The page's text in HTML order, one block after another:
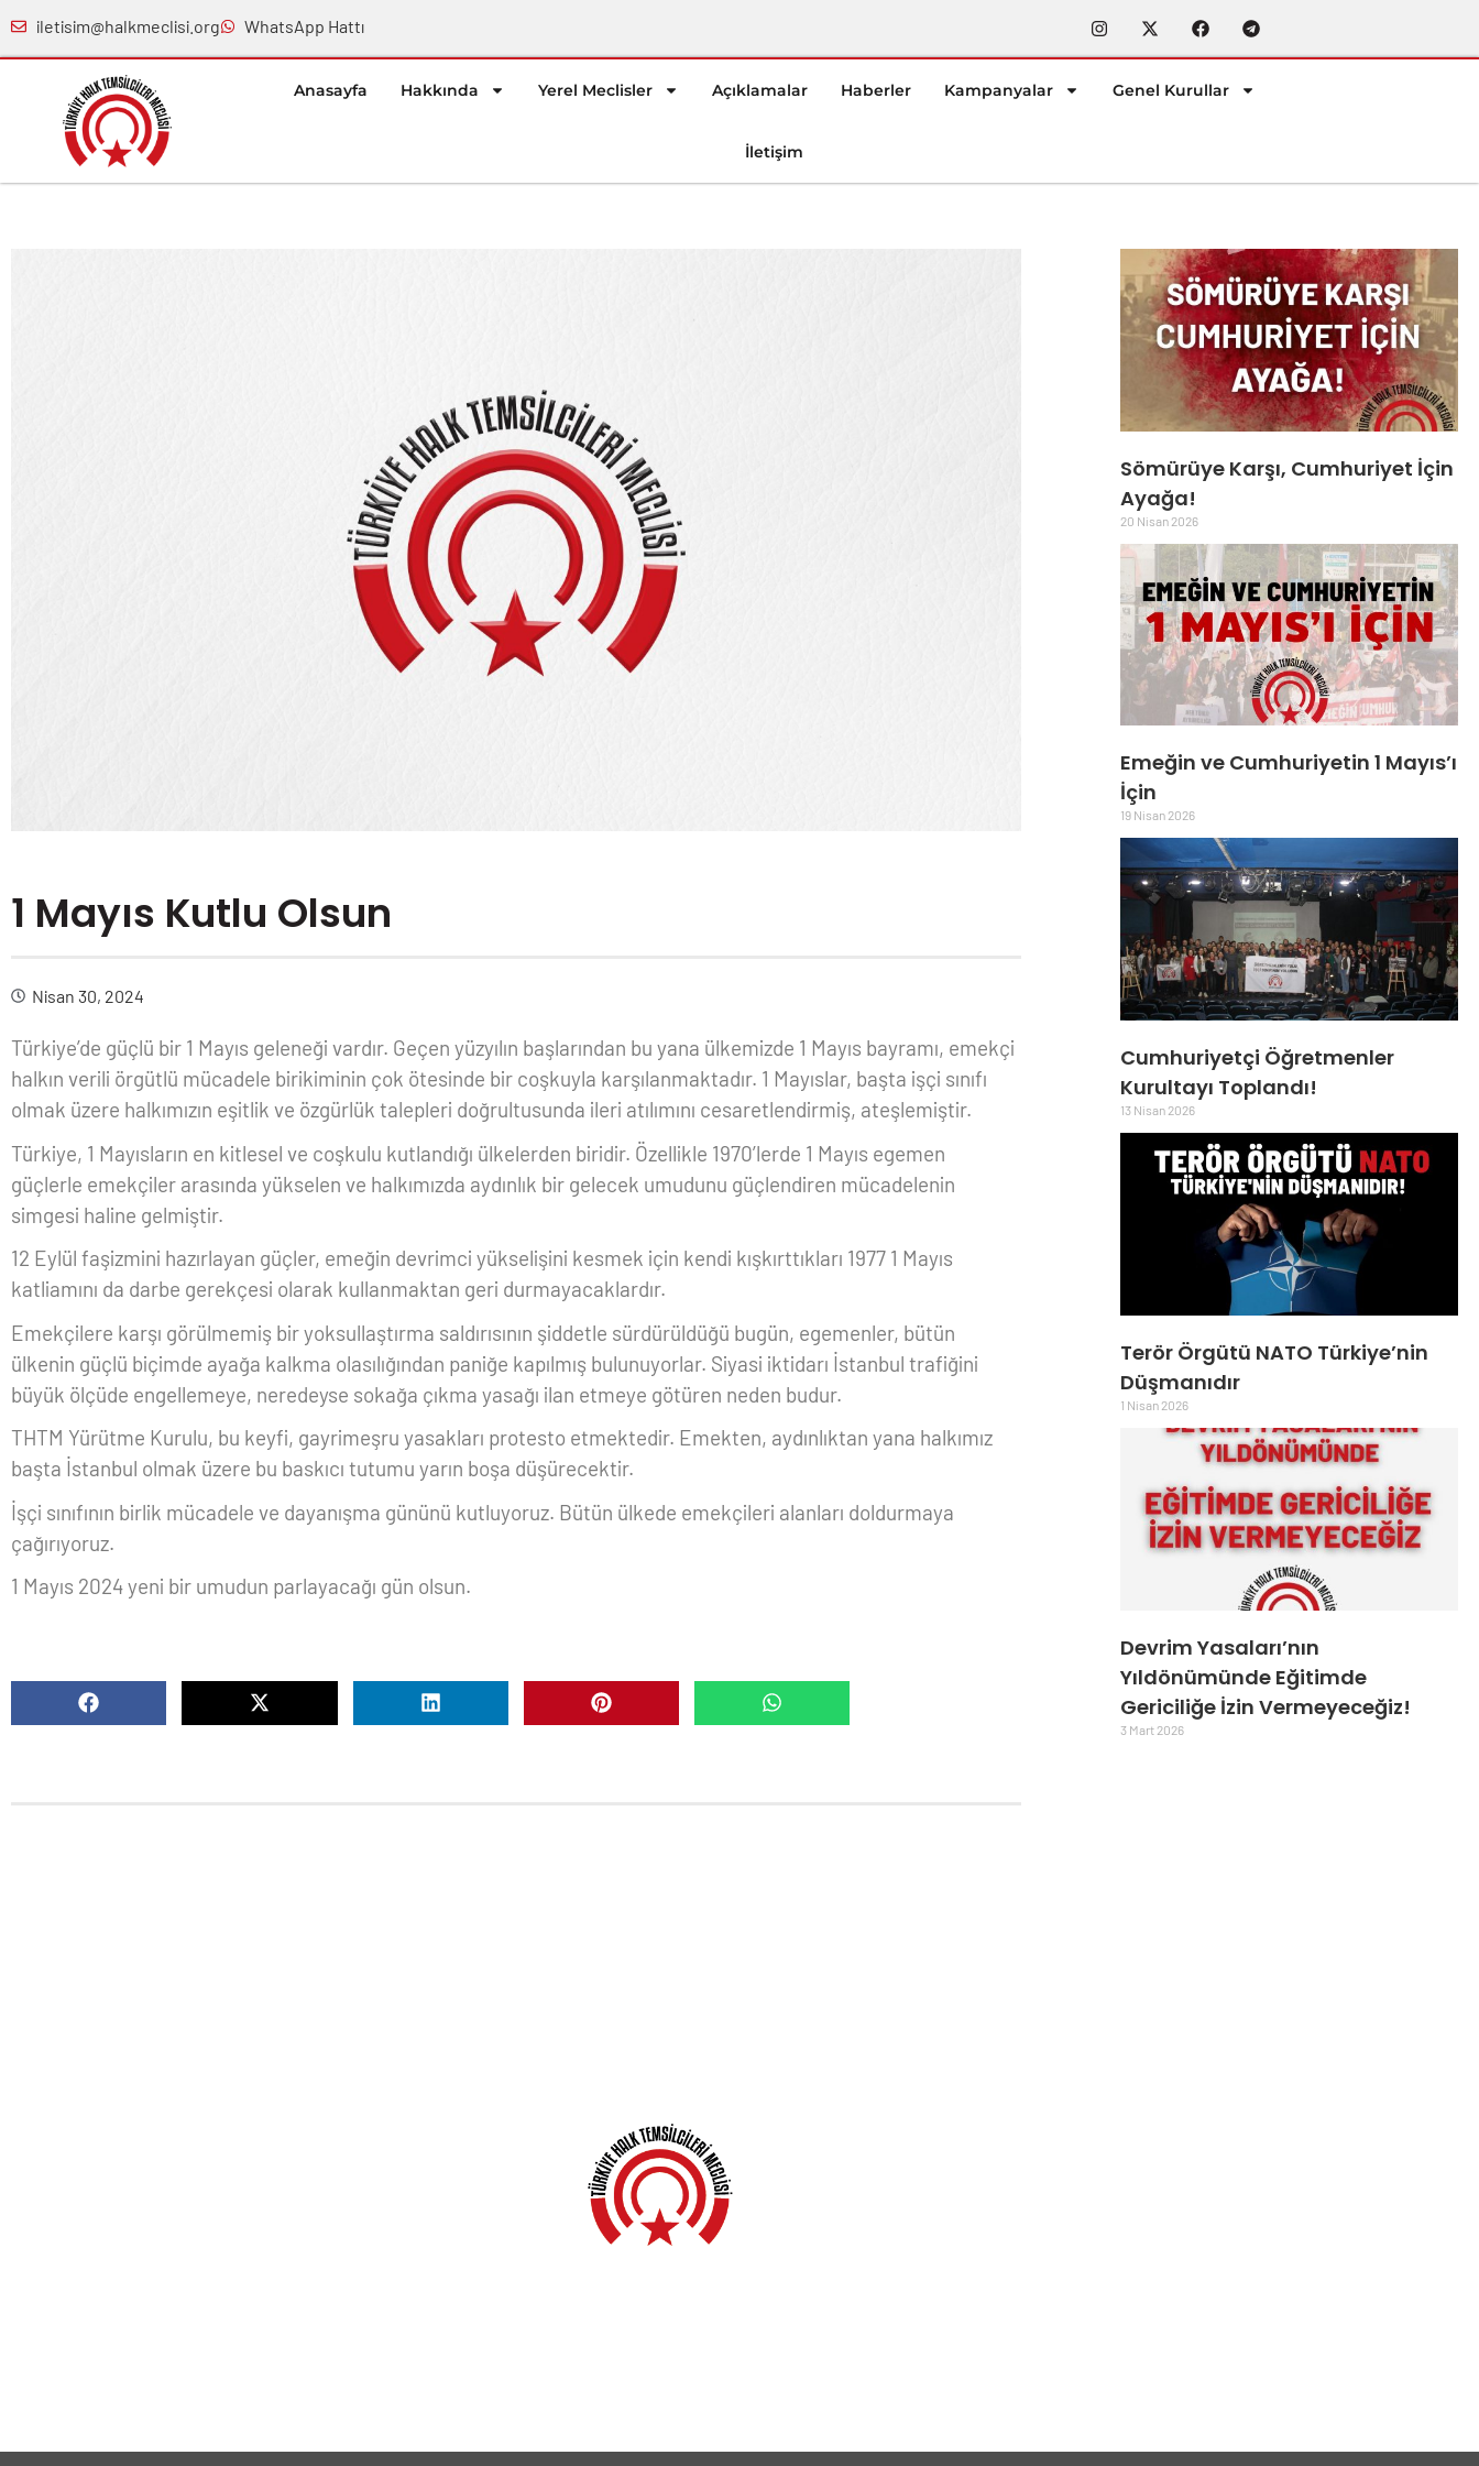
iletisim@halkmeclisi.org WhatsApp Hattı
Anasayfa Hakkında Yerel Meclisler Açıklamalar Haberler Kampanyalar Genel Kurullar
İletişim
1 Mayıs Kutlu Olsun
Nisan 30, 2024
Türkiye’de güçlü bir 1 Mayıs geleneği vardır. Geçen yüzyılın başlarından bu yana ülkemizde 1 Mayıs bayramı, emekçi
halkın verili örgütlü mücadele birikiminin çok ötesinde bir coşkuyla karşılanmaktadır. 1 Mayıslar, başta işçi sınıfı
olmak üzere halkımızın eşitlik ve özgürlük talepleri doğrultusunda ileri atılımını cesaretlendirmiş, ateşlemiştir.
Türkiye, 1 Mayısların en kitlesel ve coşkulu kutlandığı ülkelerden biridir. Özellikle 1970’lerde 1 Mayıs egemen
güçlerle emekçiler arasında yükselen ve halkımızda aydınlık bir gelecek umudunu güçlendiren mücadelenin
simgesi haline gelmiştir.
12 Eylül faşizmini hazırlayan güçler, emeğin devrimci yükselişini kesmek için kendi kışkırttıkları 1977 1 Mayıs
katliamını da darbe gerekçesi olarak kullanmaktan geri durmayacaklardır.
Emekçilere karşı görülmemiş bir yoksullaştırma saldırısının şiddetle sürdürüldüğü bugün, egemenler, bütün
ülkenin güçlü biçimde ayağa kalkma olasılığından paniğe kapılmış bulunuyorlar. Siyasi iktidarı İstanbul trafiğini
büyük ölçüde engellemeye, neredeyse sokağa çıkma yasağı ilan etmeye götüren neden budur.
THTM Yürütme Kurulu, bu keyfi, gayrimeşru yasakları protesto etmektedir. Emekten, aydınlıktan yana halkımız
başta İstanbul olmak üzere bu baskıcı tutumu yarın boşa düşürecektir.
İşçi sınıfının birlik mücadele ve dayanışma gününü kutluyoruz. Bütün ülkede emekçileri alanları doldurmaya
çağırıyoruz.
1 Mayıs 2024 yeni bir umudun parlayacağı gün olsun.
Sömürüye Karşı, Cumhuriyet İçin
Ayağa!
20 Nisan 2026
Emeğin ve Cumhuriyetin 1 Mayıs’ı
İçin
19 Nisan 2026
Cumhuriyetçi Öğretmenler
Kurultayı Toplandı!
13 Nisan 2026
Terör Örgütü NATO Türkiye’nin
Düşmanıdır
1 Nisan 2026
Devrim Yasaları’nın
Yıldönümünde Eğitimde
Gericiliğe İzin Vermeyeceğiz!
3 Mart 2026